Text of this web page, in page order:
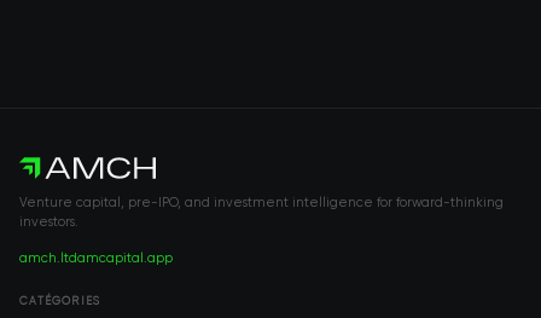
Venture capital, pre-IPO, and investment intelligence for forward-thinking
investors.
amch.ltdamcapital.app
CATÉGORIES